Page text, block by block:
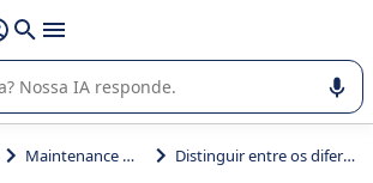
com
no uso ou na seleção de software
Maintenance Management Distinguir entre os diferentes tipos de manutenção industrial para gerenciar seu trabalho com mão de mestre